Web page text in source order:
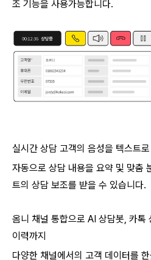
조 기능을 사용가능합니다.
실시간 상담 고객의 음성을 텍스트
자동으로 상담 내용을 요약 및 맞춤
트의 상담 보조를 받을 수 있습니다.
옴니 채널 통합으로 AI 상담봇, 카톡
이력까지
다양한 채널에서의 고객 데이터를